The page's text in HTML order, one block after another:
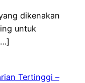
dikenakan
untuk
Tertinggi –